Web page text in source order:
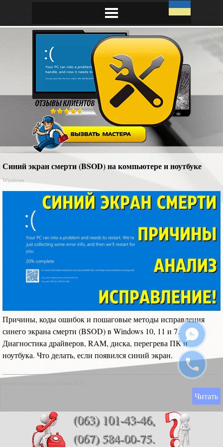
Синий экран смерти (BSOD) на компьютере и ноутбуке
Windows
Причины, коды ошибок и пошаговые методы исправления
синего экрана смерти (BSOD) в Windows 10, 11 и 7.
Диагностика драйверов, RAM, диска, перегрева ПК и
ноутбука. Что делать, если появился синий экран.
Читать
(063) 101-43-46,
(067) 584-00-75.